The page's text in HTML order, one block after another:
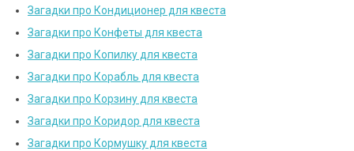
Загадки про Кондиционер для квеста
Загадки про Конфеты для квеста
Загадки про Копилку для квеста
Загадки про Корабль для квеста
Загадки про Корзину для квеста
Загадки про Коридор для квеста
Загадки про Кормушку для квеста